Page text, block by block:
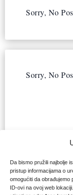
Da bismo pružili najbolje
pristup informacijama o
omogućiti da obrađujemo
ID-ovi na ovoj web
Sorry, No
Sorry, No